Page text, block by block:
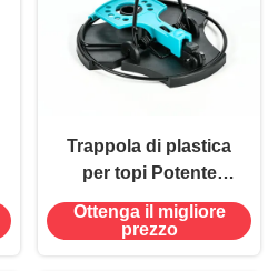
Trappola di plastica
per topi Potente
catapulta a molla Alta
sensibilità Controllo
Ottenga il migliore
prezzo